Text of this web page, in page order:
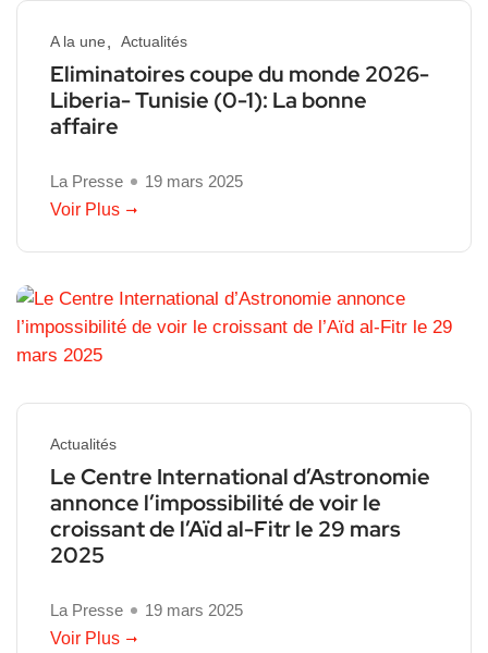
A la une Actualités
Eliminatoires coupe du monde 2026-
Liberia- Tunisie (0-1): La bonne
affaire
La Presse
19 mars 2025
Voir Plus
Actualités
Le Centre International d’Astronomie
annonce l’impossibilité de voir le
croissant de l’Aïd al-Fitr le 29 mars
2025
La Presse
19 mars 2025
Voir Plus